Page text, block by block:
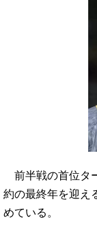
前半戦の首位タ
約の最終年を迎え
めている。